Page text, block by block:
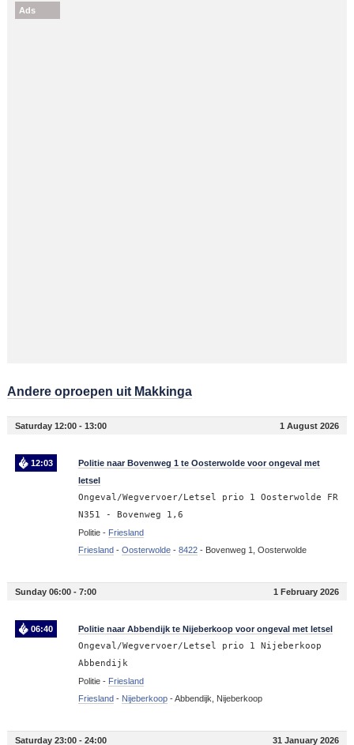
Ads
Andere oproepen uit Makkinga
Saturday 12:00 - 13:00 1 August 2026
12:03
Politie naar Bovenweg 1 te Oosterwolde voor ongeval met
letsel
Ongeval/Wegvervoer/Letsel prio 1 Oosterwolde FR
N351 - Bovenweg 1,6
Politie - Friesland
Friesland- Oosterwolde- 8422- Bovenweg 1, Oosterwolde
Sunday 06:00 - 7:00 1 February 2026
06:40 Politie naar Abbendijk te Nijeberkoop voor ongeval met letsel
Ongeval/Wegvervoer/Letsel prio 1 Nijeberkoop
Abbendijk
Politie - Friesland
Friesland- Nijeberkoop-Abbendijk, Nijeberkoop
Saturday 23:00 - 24:00 31 January 2026